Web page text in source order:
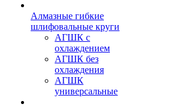
Алмазные гибкие
шлифовальные круги
АГШК с
охлаждением
АГШК без
охлаждения
АГШК
универсальные